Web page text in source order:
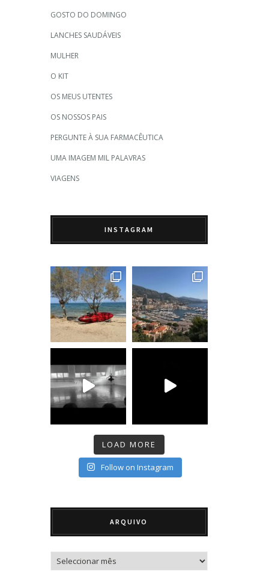
GOSTO DO DOMINGO
LANCHES SAUDÁVEIS
MULHER
O KIT
OS MEUS UTENTES
OS NOSSOS PAIS
PERGUNTE À SUA FARMACÊUTICA
UMA IMAGEM MIL PALAVRAS
VIAGENS
INSTAGRAM
LOAD MORE
Follow on Instagram
ARQUIVO
Arquivo